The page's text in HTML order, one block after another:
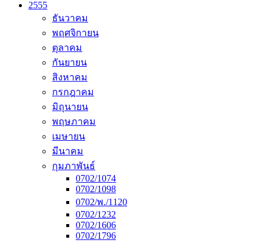
2555
ธันวาคม
พฤศจิกายน
ตุลาคม
กันยายน
สิงหาคม
กรกฎาคม
มิถุนายน
พฤษภาคม
เมษายน
มีนาคม
กุมภาพันธ์
0702/1074
0702/1098
0702/พ./1120
0702/1232
0702/1606
0702/1796